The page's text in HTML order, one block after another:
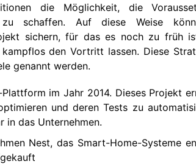
die Möglichkeit, die
zu schaffen. Auf diese Weise
sichern, für das es noch zu früh
kampflos den Vortritt lassen. Diese
genannt werden.
im Jahr 2014. Dieses Projekt
und deren Tests zu
in das Unternehmen.
Nest, das Smart-Home-Systeme